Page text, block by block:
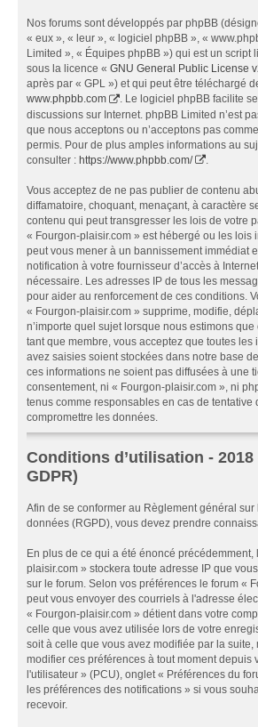
Nos forums sont développés par phpBB
« eux », « leur », « logiciel phpBB », «
Limited », « Équipes phpBB ») qui est un script
sous la licence « GNU General Public License
après par « GPL ») et qui peut être téléchargé
www.phpbb.com
. Le logiciel phpBB facilite
discussions sur Internet. phpBB Limited n’est
que nous acceptons ou n’acceptons pas
permis. Pour de plus amples informations au
consulter : https://www.phpbb.com/
Vous acceptez de ne pas publier de contenu
diffamatoire, choquant, menaçant, à caractère
contenu qui peut transgresser les lois de votre
« Fourgon-plaisir.com » est hébergé ou les lois
peut vous mener à un bannissement immédiat
notification à votre fournisseur d’accès à
nécessaire. Les adresses IP de tous les
pour aider au renforcement de ces conditions.
« Fourgon-plaisir.com » supprime, modifie,
n’importe quel sujet lorsque nous estimons
tant que membre, vous acceptez que toutes les
avez saisies soient stockées dans notre base
ces informations ne soient pas diffusées à une
consentement, ni « Fourgon-plaisir.com », ni
tenus comme responsables en cas de tentative
compromettre les données.
Conditions d’utilisation - 2018
GDPR)
Afin de se conformer au Règlement général
données (RGPD), vous devez prendre
En plus de ce qui a été énoncé précédemment,
plaisir.com » stockera toute adresse IP que
sur le forum. Selon vos préférences le forum «
peut vous envoyer des courriels à l'adresse
« Fourgon-plaisir.com » détient dans votre
celle que vous avez utilisée lors de votre
soit à celle que vous avez modifiée par la suite,
modifier ces préférences à tout moment depuis
l'utilisateur » (PCU), onglet « Préférences du
les préférences des notifications » si vous
recevoir.